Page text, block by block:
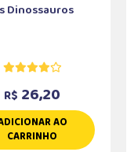
Dinossauros
R$ 26,20
AO
CARRINHO